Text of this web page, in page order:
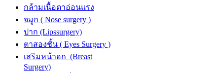
กล้ามเนื้อตาอ่อนแรง
จมูก ( Nose surgery )
ปาก (Lipssurgery)
ตาสองชั้น ( Eyes Surgery )
เสริมหน้าอก (Breast
Surgery)